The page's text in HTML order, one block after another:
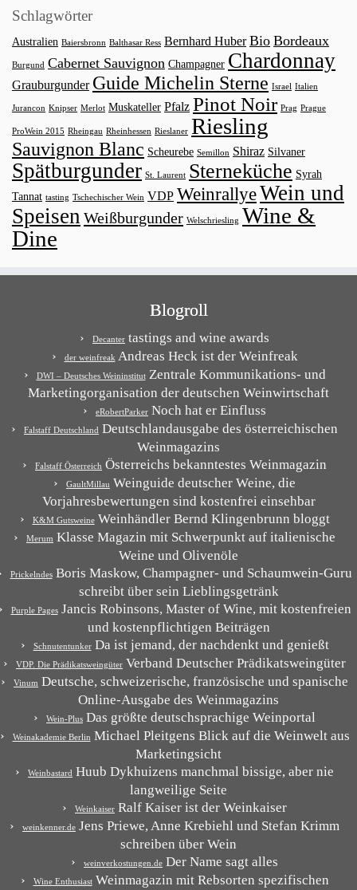
Schlagwörter
Australien Baiersbronn Balthasar Ress Bernhard Huber Bio Bordeaux
Burgund Cabernet Sauvignon Champagner Chardonnay
Grauburgunder Guide Michelin Sterne Israel Italien
Jurancon Knipser Merlot Muskateller Pfalz Pinot Noir Prag Prague
ProWein 2015 Rheingau Rheinhessen Rieslaner Riesling
Sauvignon Blanc Scheurebe Semillon Shiraz Silvaner
Spätburgunder St. Laurent Sterneküche Syrah
Tannat tasting Tschechischer Wein VDP WeinrallyeWein und
Speisen Weißburgunder Welschriesling Wine &
Dine
Blogroll
Decanter tastings and wine awards
der weinfreakAndreas Heck ist der Weinfreak
DWI – Deutsches WeininstitutZentrale Kommunikations- und
Marketingorganisation der deutschen Weinwirtschaft
eRobertParker Noch hat er Einfluss
Falstaff Deutschland Deutschlandausgabe des österreichischen
Weinmagazins
Falstaff Österreich Österreichs bekanntestes Weinmagazin
GaultMillau Weinguide deutscher Weine, die
Vorjahresbewertungen sind kostenfrei einsehbar
K&M GutsweineWeinhändler Bernd Klingenbrunn bloggt
Merum Klasse Magazin mit Schwerpunkt auf italienische
Weine und Olivenöle
PrickelndesBoris Maskow, Champagner- und Schaumwein-Guru
schreibt über sein Lieblingsgetränk
Purple PagesJancis Robinsons, Master of Wine, mit kostenfreien
und kostenpflichtigen Beiträgen
SchnutentunkerDa ist jemand, der nachdenkt und genießt
VDP. Die Prädikatsweingüter Verband Deutscher Prädikatsweingüter
Vinum Deutsche, schweizerische, französische und spanische
Online-Ausgabe des Weinmagazins
Wein-Plus Das größte deutschsprachige Weinportal
Weinakademie Berlin Michael Pleitgens Blick auf die Weinwelt aus
Marketingsicht
Weinbastard Huub Dykhuizens manchmal bissige, aber nie
langweilige Seite
Weinkaiser Ralf Kaiser ist der Weinkaiser
weinkenner.de Jens Priewe, Anne Krebiehl und Stefan Krimm
schreiben über Wein
weinverkostungen.de Der Name sagt alles
Wine EnthusiastWeinmagazin mit Rebsorten spezifischen